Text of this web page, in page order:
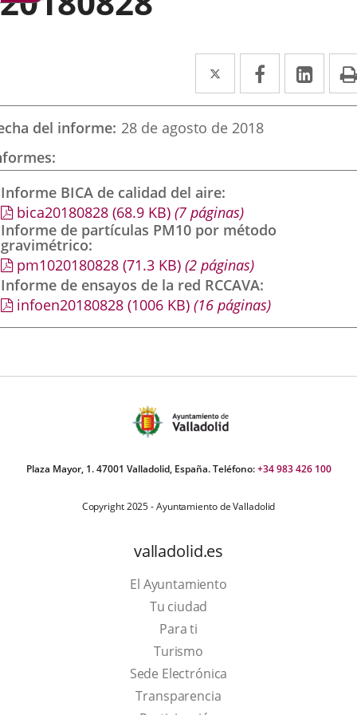
Twitter
Enlace
a
una
externa.
Facebook
Enlace
a
externa.
a
del informe 28 de agosto de 2018
Informe BICA de calidad del aire
bica20180828 (68.9 KB) (7 páginas)
Informe de partículas PM10 por método
gravimétrico
pm1020180828 (71.3 KB) (2 páginas)
Informe de ensayos de la red RCCAVA
infoen20180828 (1006 KB) (16 páginas)
Plaza Mayor, 1. 47001 Valladolid, España. Teléfono:+34 983 426 100
Copyright 2025 - Ayuntamiento de Valladolid
valladolid.es
El Ayuntamiento
Tu ciudad
Para ti
TurismoThis
link
will
Sede Electrónica
Transparencia